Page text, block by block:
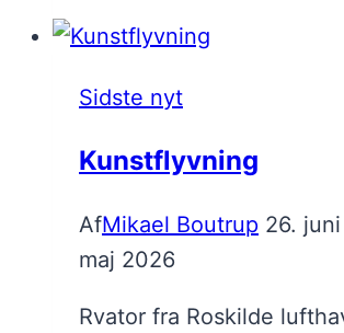
Sidste nyt
Kunstflyvning
AfMikael Boutrup 26.
maj 2026
Rvator fra Roskilde